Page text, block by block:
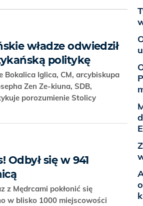
władze odwiedził
politykę
Bokalica Iglica, CM, arcybiskupa
Zen Ze-kiuna, SDB,
porozumienie Stolicy
się w 941
z Mędrcami pokłonić się
w blisko 1000 miejscowości